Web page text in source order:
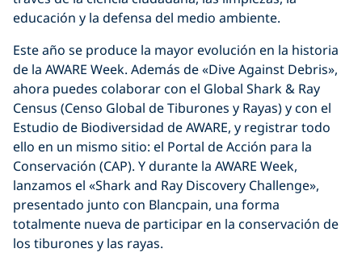
educación y la defensa del medio ambiente.
Este año se produce la mayor evolución en la historia
de la AWARE Week. Además de «Dive Against Debris»,
ahora puedes colaborar con el Global Shark & Ray
Census (Censo Global de Tiburones y Rayas) y con el
Estudio de Biodiversidad de AWARE, y registrar todo
ello en un mismo sitio: el Portal de Acción para la
Conservación (CAP). Y durante la AWARE Week,
lanzamos el «Shark and Ray Discovery Challenge»,
presentado junto con Blancpain, una forma
totalmente nueva de participar en la conservación de
los tiburones y las rayas.